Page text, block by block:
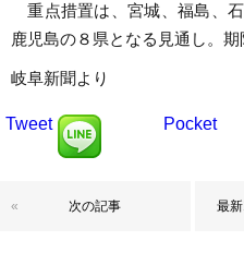
重点措置は、宮城、福島、石
鹿児島の８県となる見通し。期
岐阜新聞より
Tweet Pocket
次の記事
« 最